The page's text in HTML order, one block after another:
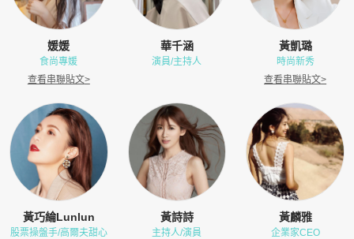
媛媛
食尚專媛
查看串聯貼文>
華千涵
演員/主持人
黃凱璐
時尚新秀
查看串聯貼文>
黃巧綸Lunlun
股票操盤手/高爾夫甜心
黃詩詩
主持人/演員
黃麟雅
企業家CEO